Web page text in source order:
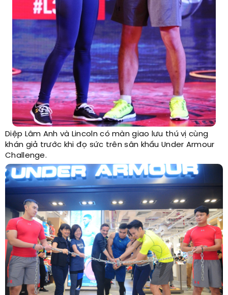
Diệp Lâm Anh và Lincoln có màn giao lưu thú vị cùng
khán giả trước khi đọ sức trên sân khấu Under Armour
Challenge.